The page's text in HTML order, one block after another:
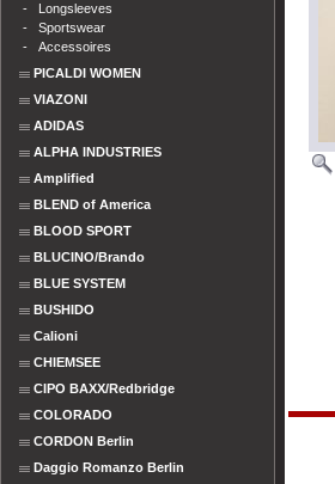
- Longsleeves
- Sportswear
- Accessoires
PICALDI WOMEN
VIAZONI
ADIDAS
ALPHA INDUSTRIES
Amplified
BLEND of America
BLOOD SPORT
BLUCINO/Brando
BLUE SYSTEM
BUSHIDO
Calioni
CHIEMSEE
CIPO BAXX/Redbridge
COLORADO
CORDON Berlin
Daggio Romanzo Berlin